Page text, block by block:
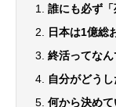
誰にも必ず
日本は1億総
終活ってなん
自分がどう
何から決めて